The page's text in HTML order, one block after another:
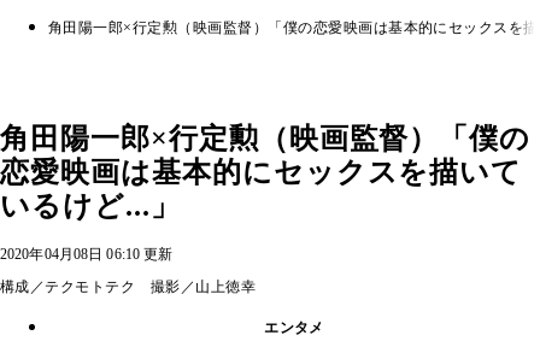
角田陽一郎×行定勲（映画監督）「僕の恋愛映画は基本的にセックスを
角田陽一郎×行定勲（映画監督）「僕の
恋愛映画は基本的にセックスを描いて
いるけど...」
2020年04月08日 06:10 更新
構成／テクモトテク 撮影／山上徳幸
エンタメ